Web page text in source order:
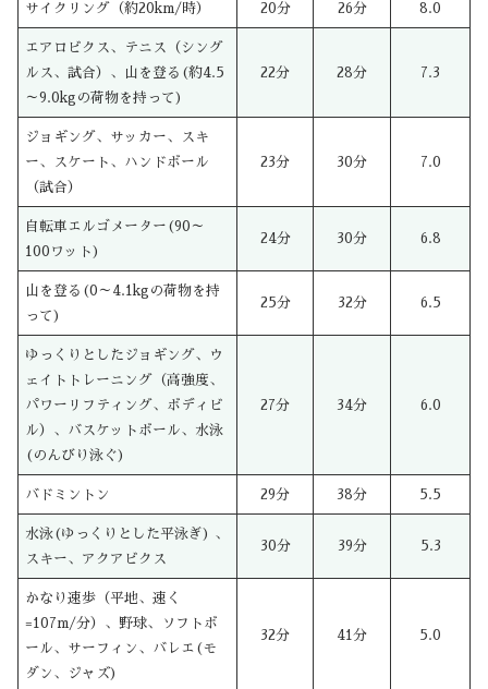
サイクリング（約20km/時） 20分 26分 8.0
エアロビクス、テニス（シング
ルス、試合）、山を登る(約4.5
～9.0kgの荷物を持って)
22分 28分 7.3
ジョギング、サッカー、スキ
ー、スケート、ハンドボール
（試合）
23分 30分 7.0
自転車エルゴメーター(90～
100ワット)
24分 30分 6.8
山を登る(0～4.1kgの荷物を持
って)
25分 32分 6.5
ゆっくりとしたジョギング、ウ
ェイトトレーニング（高強度、
パワーリフティング、ボディビ
ル）、バスケットボール、水泳
(のんびり泳ぐ)
27分 34分 6.0
バドミントン 29分 38分 5.5
水泳(ゆっくりとした平泳ぎ) 、
スキー、アクアビクス
30分 39分 5.3
かなり速歩（平地、速く
=107m/分）、野球、ソフトボ
ール、サーフィン、バレエ(モ
ダン、ジャズ)
32分 41分 5.0